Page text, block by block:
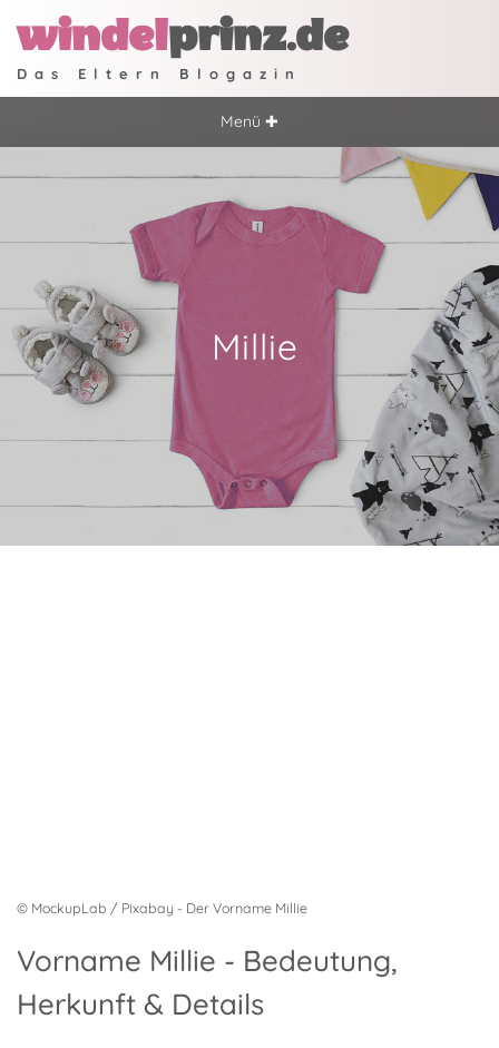
windelprinz.de
Das Eltern Blogazin
Menü ✚
Millie
© MockupLab / Pixabay - Der Vorname Millie
Vorname Millie - Bedeutung,
Herkunft & Details